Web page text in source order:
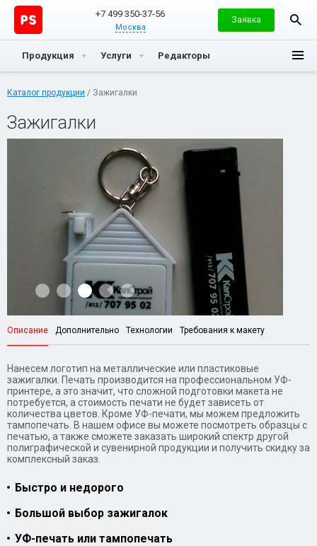
+7 499 350-37-56
Москва
Заявка
Продукция Услуги Редакторы
Каталог продукции / Зажигалки
Зажигалки
Описание Дополнительно Технологии Требования к макету
Нанесем логотип на металлические или пластиковые
зажигалки. Печать производится на профессиональном УФ-
принтере, а это значит, что сложной подготовки макета не
потребуется, а стоимость печати не будет зависеть от
количества цветов. Кроме УФ-печати, мы можем предложить
тампопечать. В нашем офисе вы можете посмотреть образцы с
печатью, а также сможете заказать широкий спектр другой
полиграфической и сувенирной продукции и получить скидку за
комплексный заказ.
Быстро и недорого
Большой выбор зажигалок
УФ-печать или тампопечать